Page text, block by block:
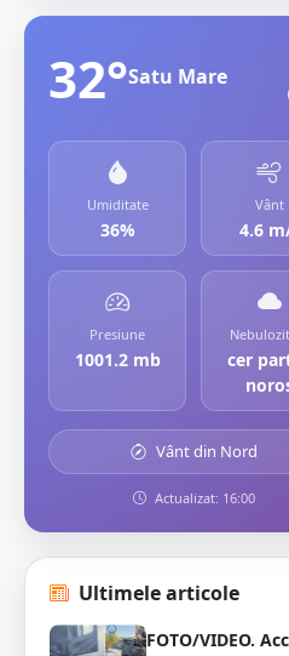
32°Satu Mare
Umiditate
36%
Vânt
4.6
Presiune
1001.2 mb
cer
Vânt din Nord
Actualizat: 16:00
Ultimele articole
FOTO/VIDEO.